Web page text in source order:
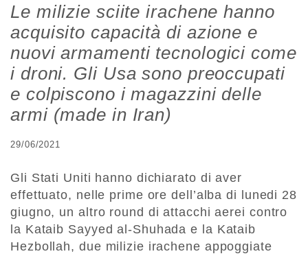
Le milizie sciite irachene hanno
acquisito capacità di azione e
nuovi armamenti tecnologici come
i droni. Gli Usa sono preoccupati
e colpiscono i magazzini delle
armi (made in Iran)
29/06/2021
Gli Stati Uniti hanno dichiarato di aver
effettuato, nelle prime ore dell’alba di lunedi 28
giugno, un altro round di attacchi aerei contro
la Kataib Sayyed al-Shuhada e la Kataib
Hezbollah, due milizie irachene appoggiate